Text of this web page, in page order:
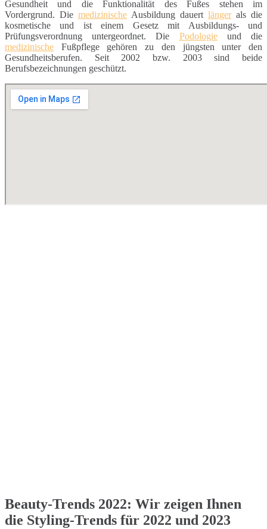
Gesundheit und die Funktionalität des Fußes stehen im
Vordergrund. Die medizinische Ausbildung dauert längerals die
kosmetische und ist einem Gesetz mit Ausbildungs- und
Prüfungsverordnung untergeordnet. Die Podologieund die
medizinische Fußpflege gehören zu den jüngsten unter den
Gesundheitsberufen. Seit 2002 bzw. 2003 sind beide
Berufsbezeichnungen geschützt.
Beauty-Trends 2022: Wir zeigen Ihnen
die Styling-Trends für 2022 und 2023